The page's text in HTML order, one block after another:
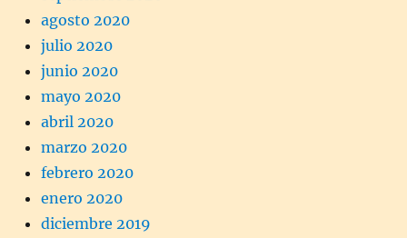
agosto 2020
julio 2020
junio 2020
mayo 2020
abril 2020
marzo 2020
febrero 2020
enero 2020
diciembre 2019